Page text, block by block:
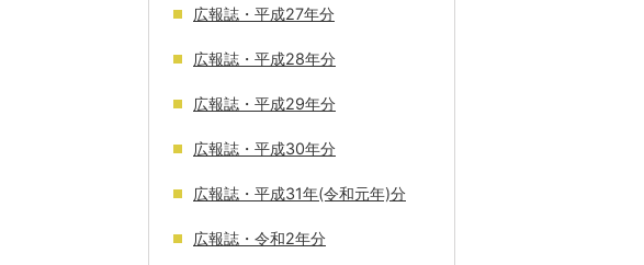
広報誌・平成27年分
広報誌・平成28年分
広報誌・平成29年分
広報誌・平成30年分
広報誌・平成31年(令和元年)分
広報誌・令和2年分